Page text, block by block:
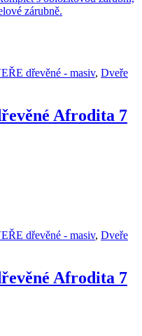
zárubně.
dřevěné - masiv, Dveře
Afrodita 7
dřevěné - masiv, Dveře
Afrodita 7